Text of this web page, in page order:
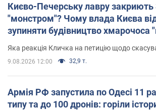
Києво-Печерську лавру
"монстром"? Чому влада Києва
зупиняти будівництво хмарочоса
вірянина"
Яка реакція Кличка на петицію щодо
9.08.2026 12:00 32,9 т.
Армія РФ запустила по Одесі 11
типу та до 100 дронів: горіли